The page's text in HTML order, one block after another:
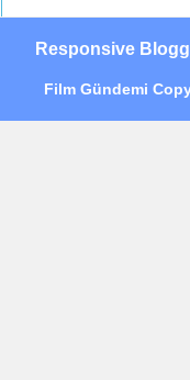
Responsive
Film Gündemi